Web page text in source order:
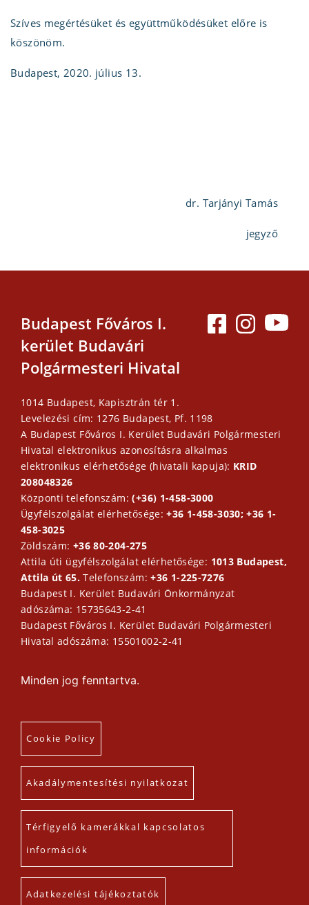
Szíves megértésüket és együttműködésüket előre is
köszönöm.
Budapest, 2020. július 13.
dr. Tarjányi Tamás
jegyző
Budapest Főváros I.
kerület Budavári
Polgármesteri Hivatal
1014 Budapest, Kapisztrán tér 1.
Levelezési cím: 1276 Budapest, Pf. 1198
A Budapest Főváros I. Kerület Budavári Polgármesteri
Hivatal elektronikus azonosításra alkalmas
elektronikus elérhetősége (hivatali kapuja): KRID
208048326
Központi telefonszám:(+36) 1-458-3000
Ügyfélszolgálat elérhetősége:+36 1-458-3030; +36 1-
458-3025
Zöldszám: +36 80-204-275
Attila úti ügyfélszolgálat elérhetősége: 1013 Budapest,
Attila út 65.Telefonszám:+36 1-225-7276
Budapest I. Kerület Budavári Önkormányzat
adószáma: 15735643-2-41
Budapest Főváros I. Kerület Budavári Polgármesteri
Hivatal adószáma: 15501002-2-41
Minden jog fenntartva.
Cookie Policy
Akadálymentesítési nyilatkozat
Térfigyelő kamerákkal kapcsolatos
információk
Adatkezelési tájékoztatók